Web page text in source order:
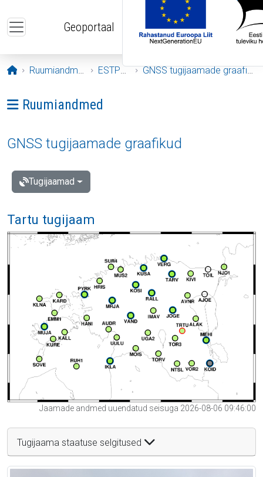
Geoportaal
Avaleht
Ruumiandmed ESTPOS GNSS tugijaamade graafikud
Ava menüü: Ruumiandmed
Ruumiandmed
GNSS tugijaamade graafikud
Tugijaamad
Tartu tugijaam
Jaamade andmed uuendatud seisuga 2026-08-06 09:46:00
Tugijaama staatuse selgitused